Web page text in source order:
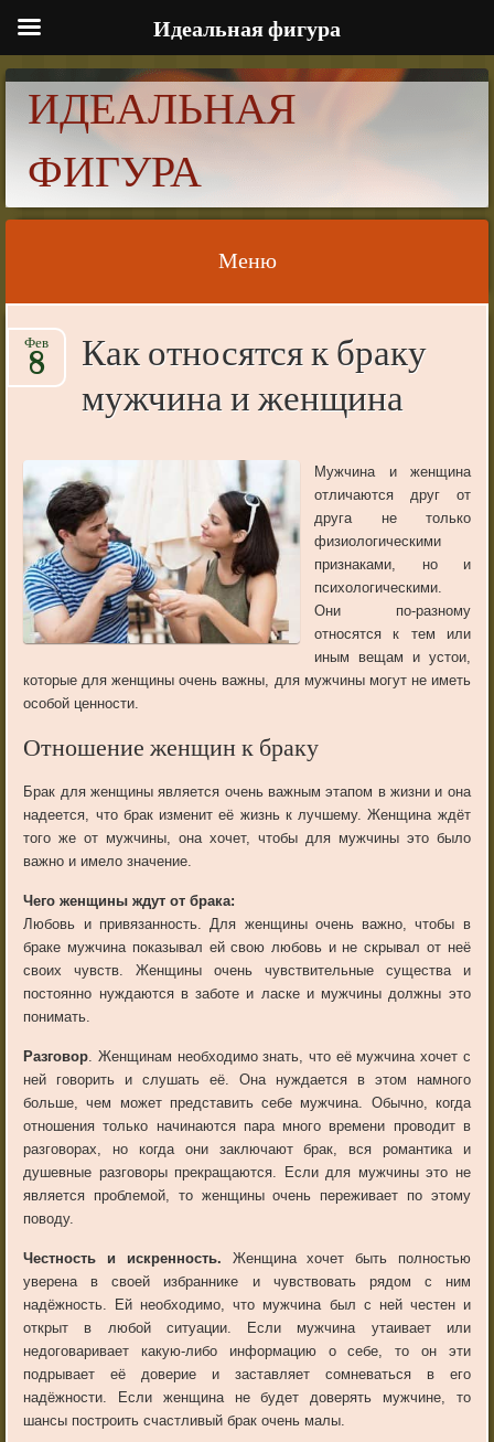
ИДЕАЛЬНАЯ
ФИГУРА
Меню
Skip to content
Как относятся к браку
мужчина и женщина
Фев
8
Мужчина и женщина
отличаются друг от
друга не только
физиологическими
признаками, но и
психологическими.
Они по-разному
относятся к тем или
иным вещам и устои,
которые для женщины очень важны, для мужчины могут не иметь
особой ценности.
Отношение женщин к браку
Брак для женщины является очень важным этапом в жизни и она
надеется, что брак изменит её жизнь к лучшему. Женщина ждёт
того же от мужчины, она хочет, чтобы для мужчины это было
важно и имело значение.
Чего женщины ждут от брака:
Любовь и привязанность. Для женщины очень важно, чтобы в
браке мужчина показывал ей свою любовь и не скрывал от неё
своих чувств. Женщины очень чувствительные существа и
постоянно нуждаются в заботе и ласке и мужчины должны это
понимать.
Разговор. Женщинам необходимо знать, что её мужчина хочет с
ней говорить и слушать её. Она нуждается в этом намного
больше, чем может представить себе мужчина. Обычно, когда
отношения только начинаются пара много времени проводит в
разговорах, но когда они заключают брак, вся романтика и
душевные разговоры прекращаются. Если для мужчины это не
является проблемой, то женщины очень переживает по этому
поводу.
Честность и искренность. Женщина хочет быть полностью
уверена в своей избраннике и чувствовать рядом с ним
надёжность. Ей необходимо, что мужчина был с ней честен и
открыт в любой ситуации. Если мужчина утаивает или
недоговаривает какую-либо информацию о себе, то он эти
подрывает её доверие и заставляет сомневаться в его
надёжности. Если женщина не будет доверять мужчине, то
шансы построить счастливый брак очень малы.
Идеальная фигура